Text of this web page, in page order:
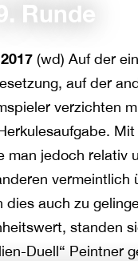
Runde
(wd) Auf der
auf der
verzichten
man jedoch relativ
vermeintlich
dies auch zu
standen
Duell“ Peintner